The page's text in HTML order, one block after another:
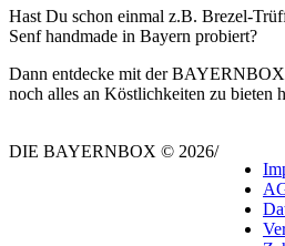
Hast Du schon einmal z.B. Brezel-
Senf handmade in Bayern probiert?
Dann entdecke mit der
noch alles an Köstlichkeiten zu bieten
DIE BAYERNBOX © 2026/